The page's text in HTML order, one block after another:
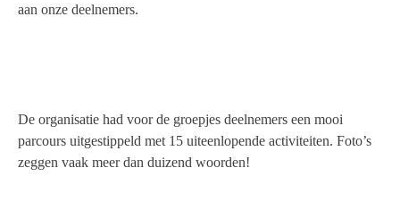
aan onze deelnemers.
De organisatie had voor de groepjes deelnemers een mooi
parcours uitgestippeld met 15 uiteenlopende activiteiten. Foto’s
zeggen vaak meer dan duizend woorden!